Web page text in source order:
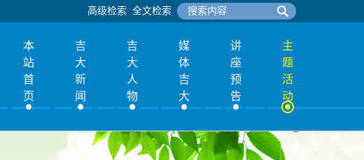
高级检索 全文检索
本
站
首
页
吉
大
新
闻
吉
大
人
物
媒
体
吉
大
讲
座
预
告
主
题
活
动